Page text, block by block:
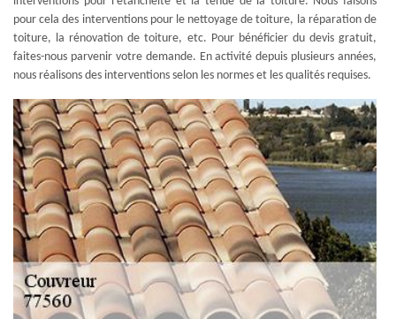
pour cela des interventions pour le nettoyage de toiture, la réparation de
toiture, la rénovation de toiture, etc. Pour bénéficier du devis gratuit,
faites-nous parvenir votre demande. En activité depuis plusieurs années,
nous réalisons des interventions selon les normes et les qualités requises.